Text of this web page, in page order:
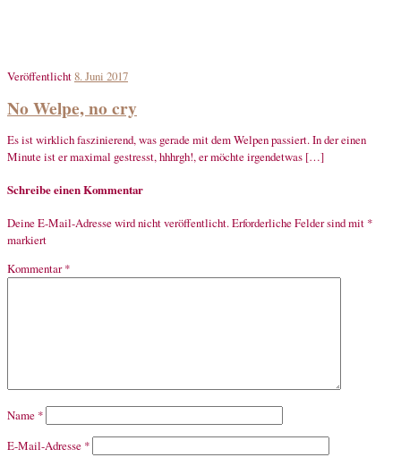
Veröffentlicht8. Juni 2017
No Welpe, no cry
Es ist wirklich faszinierend, was gerade mit dem Welpen passiert. In der einen
Minute ist er maximal gestresst, hhhrgh!, er möchte irgendetwas […]
Schreibe einen Kommentar
Deine E-Mail-Adresse wird nicht veröffentlicht.Erforderliche Felder sind mit *
markiert
Kommentar*
Name *
E-Mail-Adresse *